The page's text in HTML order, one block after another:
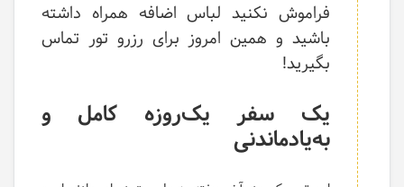
فراموش نکنید لباس اضافه همراه داشته
باشید و همین امروز برای رزرو تور تماس
بگیرید!
یک سفر یک‌روزه کامل و
به‌یادماندنی